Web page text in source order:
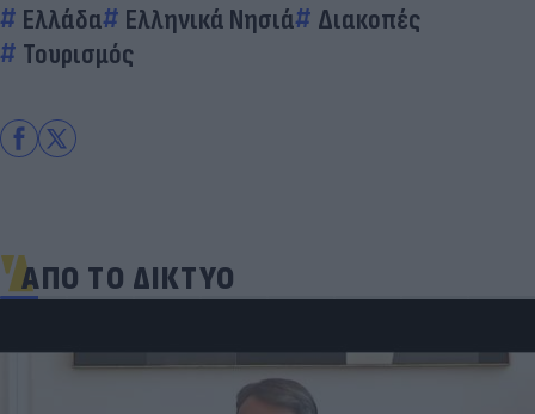
Ελλάδα Ελληνικά Νησιά
Διακοπές
Τουρισμός
ΑΠΟ ΤΟ ΔΙΚΤΥΟ